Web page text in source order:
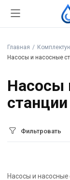
Главная
Насосы и насосные
Насосы
станции
Фильтровать
Насосы и